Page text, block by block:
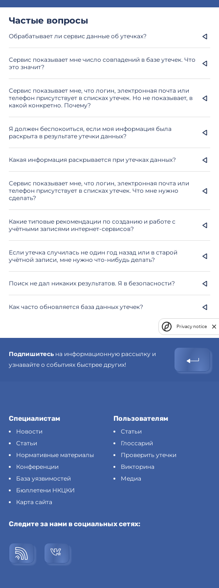
Частые вопросы
Обрабатывает ли сервис данные об утечках?
Сервис показывает мне число совпадений в базе утечек. Что
это значит?
Сервис показывает мне, что логин, электронная почта или
телефон присутствует в списках утечек. Но не показывает, в
какой конкретно. Почему?
Я должен беспокоиться, если моя информация была
раскрыта в результате утечки данных?
Какая информация раскрывается при утечках данных?
Сервис показывает мне, что логин, электронная почта или
телефон присутствует в списках утечек. Что мне нужно
сделать?
Какие типовые рекомендации по созданию и работе с
учётными записями интернет-сервисов?
Если утечка случилась не один год назад или в старой
учётной записи, мне нужно что-нибудь делать?
Поиск не дал никаких результатов. Я в безопасности?
Как часто обновляется база данных утечек?
Подпишитесь на информационную рассылку и
узнавайте о событиях быстрее других!
Специалистам
Новости
Статьи
Нормативные материалы
Конференции
База уязвимостей
Бюллетени НКЦКИ
Карта сайта
Пользователям
Статьи
Глоссарий
Проверить утечки
Викторина
Медиа
Следите за нами в социальных сетях:
Privacy notice